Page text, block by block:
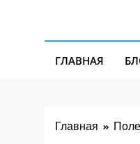
ГЛАВНАЯ
Главная